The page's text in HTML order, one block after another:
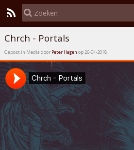
Chrch - Portals
Gepost in Media door Peter Hagen op 26-04-2018